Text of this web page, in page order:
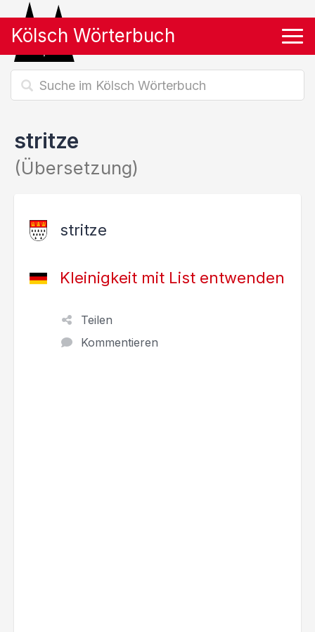
Kölsch Wörterbuch
stritze
(Übersetzung)
stritze
Kleinigkeit mit List entwenden
Teilen
Kommentieren